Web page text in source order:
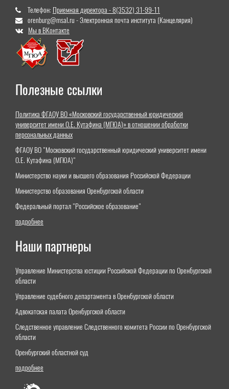
Телефон: Приемная директора - 8(3532) 31-99-11
orenburg@msal.ru - Электронная почта института (Канцелярия)
Мы в ВКонтакте
Полезные ссылки
Политика ФГАОУ ВО «Московский государственный юридический
университет имени О.Е. Кутафина (МГЮА)» в отношении обработки
персональных данных
ФГАОУ ВО "Московский государственный юридический университет имени
О.Е. Кутафина (МГЮА)"
Министерство науки и высшего образования Российской Федерации
Министерство образования Оренбургской области
Федеральный портал "Российское образование"
подробнее
Наши партнеры
Управление Министерства юстиции Российской Федерации по Оренбургской
области
Управление судебного департамента в Оренбургской области
Адвокатская палата Оренбургской области
Следственное управление Следственного комитета России по Оренбургской
области
Оренбургский областной суд
подробнее